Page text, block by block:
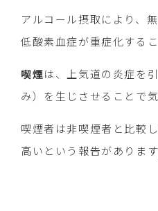
アルコール摂取により、
低酸素血症が重症化する
喫煙は、上気道の炎症を
み）を生じさせることで
喫煙者は非喫煙者と比較
高いという報告がありま